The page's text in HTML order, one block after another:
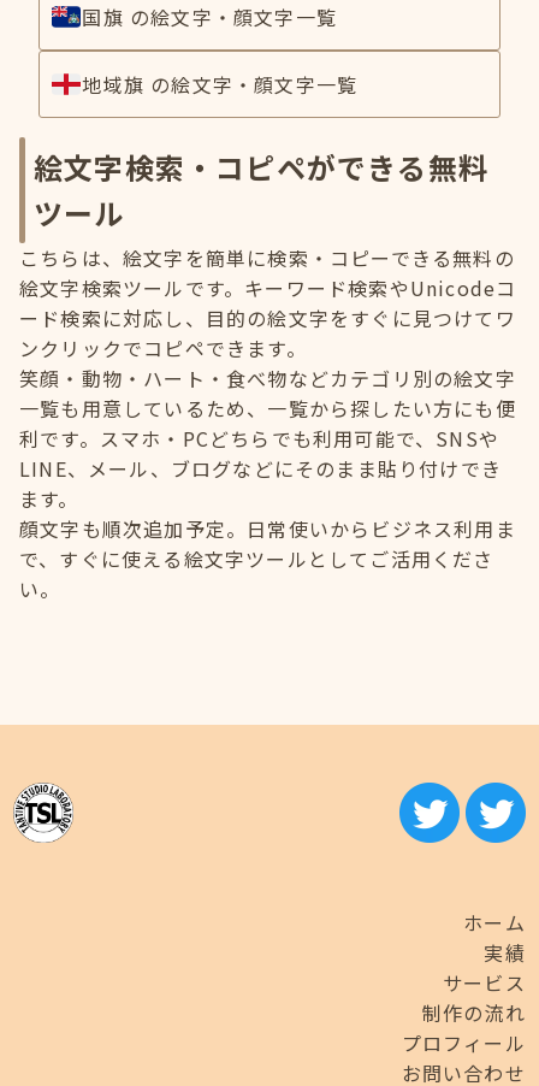
国旗 の絵文字・顔文字一覧
地域旗 の絵文字・顔文字一覧
絵文字検索・コピペができる無料
ツール
こちらは、絵文字を簡単に検索・コピーできる無料の
絵文字検索ツールです。キーワード検索やUnicodeコ
ード検索に対応し、目的の絵文字をすぐに見つけてワ
ンクリックでコピペできます。
笑顔・動物・ハート・食べ物などカテゴリ別の絵文字
一覧も用意しているため、一覧から探したい方にも便
利です。スマホ・PCどちらでも利用可能で、SNSや
LINE、メール、ブログなどにそのまま貼り付けでき
ます。
顔文字も順次追加予定。日常使いからビジネス利用ま
で、すぐに使える絵文字ツールとしてご活用くださ
い。
ホーム
実績
サービス
制作の流れ
プロフィール
お問い合わせ